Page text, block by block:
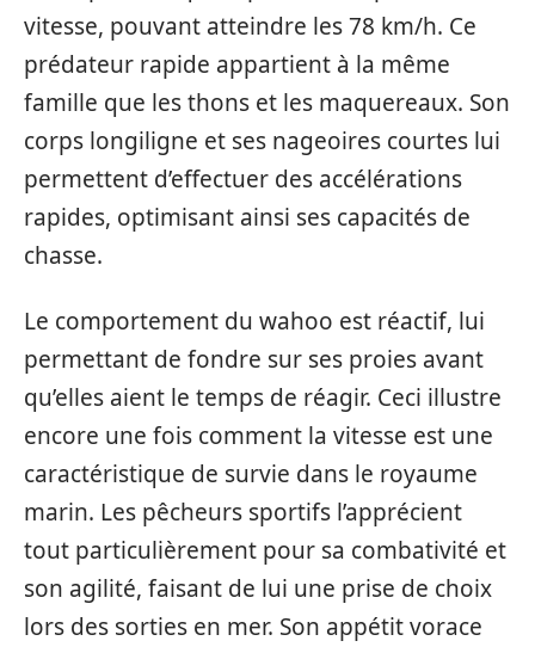
vitesse, pouvant atteindre les 78 km/h. Ce
prédateur rapide appartient à la même
famille que les thons et les maquereaux. Son
corps longiligne et ses nageoires courtes lui
permettent d’effectuer des accélérations
rapides, optimisant ainsi ses capacités de
chasse.
Le comportement du wahoo est réactif, lui
permettant de fondre sur ses proies avant
qu’elles aient le temps de réagir. Ceci illustre
encore une fois comment la vitesse est une
caractéristique de survie dans le royaume
marin. Les pêcheurs sportifs l’apprécient
tout particulièrement pour sa combativité et
son agilité, faisant de lui une prise de choix
lors des sorties en mer. Son appétit vorace